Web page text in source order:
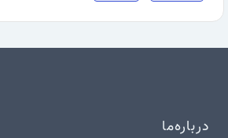
درباره‌ما